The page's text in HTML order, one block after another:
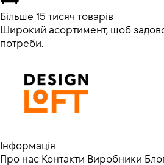
Більше 15 тисяч товарів
Широкий асортимент, щоб
потреби.
Інформація
Про нас Контакти Виробники